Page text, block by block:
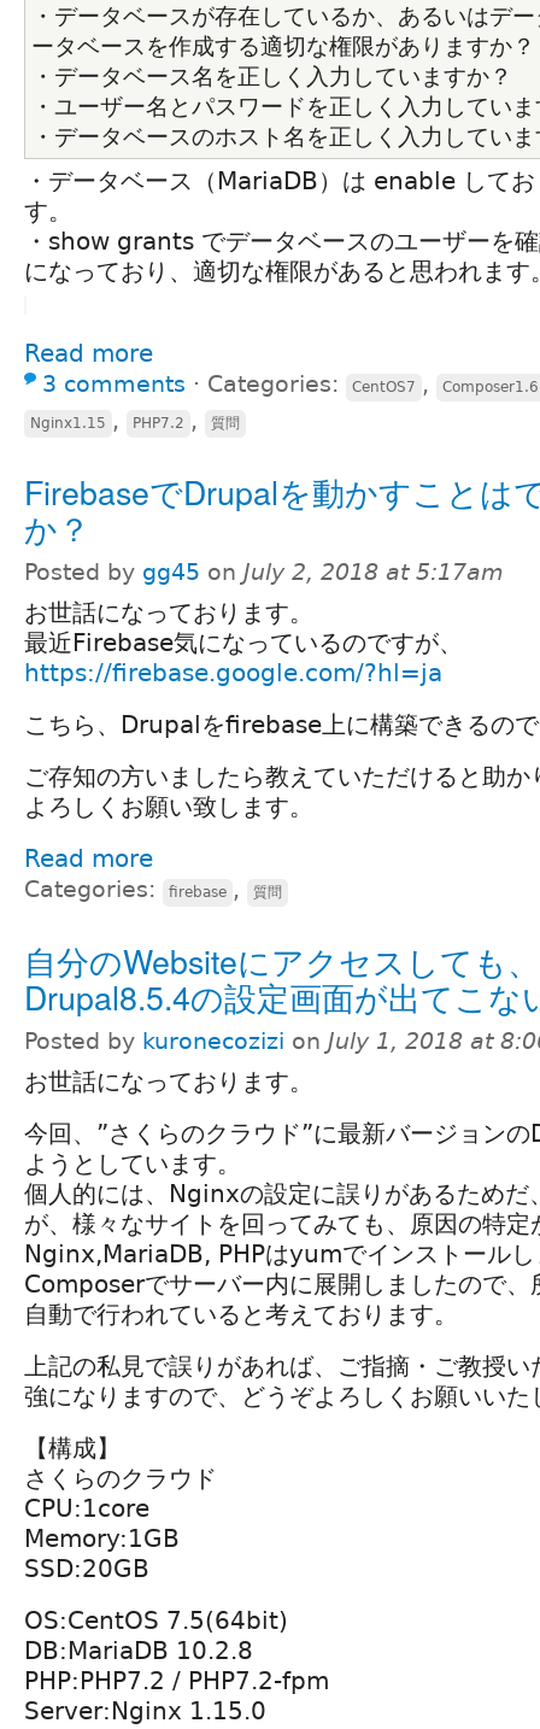
・データベースが存在しているか、あるいはデ
ータベースを作成する適切な権限がありますか？
・データベース名を正しく入力していますか？
・ユーザー名とパスワードを正しく入力してい
・データベースのホスト名を正しく入力してい
・データベース（MariaDB）は enable して
す。
・show grants でデータベースのユーザーを
になっており、適切な権限があると思われます
Read more
3 comments ⋅ Categories: CentOS7 , Composer1.6
Nginx1.15 , PHP7.2 , 質問
FirebaseでDrupalを動かすことは
か？
Posted by gg45 on July 2, 2018 at 5:17am
お世話になっております。
最近Firebase気になっているのですが、
https://firebase.google.com/?hl=ja
こちら、Drupalをfirebase上に構築できるの
ご存知の方いましたら教えていただけると助か
よろしくお願い致します。
Read more
Categories: firebase , 質問
自分のWebsiteにアクセスしても、
Drupal8.5.4の設定画面が出てこな
Posted by kuronecozizi on July 1, 2018 at
お世話になっております。
今回、”さくらのクラウド”に最新バージョン
ようとしています。
個人的には、Nginxの設定に誤りがあるためだ
が、様々なサイトを回ってみても、原因の特
Nginx,MariaDB, PHPはyumでインストール
Composerでサーバー内に展開しましたので、
自動で行われていると考えております。
上記の私見で誤りがあれば、ご指摘・ご教授
強になりますので、どうぞよろしくお願いいた
【構成】
さくらのクラウド
CPU:1core
Memory:1GB
SSD:20GB
OS:CentOS 7.5(64bit)
DB:MariaDB 10.2.8
PHP:PHP7.2 / PHP7.2-fpm
Server:Nginx 1.15.0